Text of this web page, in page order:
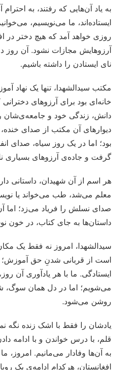
به یاد آن‌هایی که رفتند، به
ایستاده‌اند، ما می‌نویسیم،
روزی خواهد آمد که هیچ دختر در
آرزوهایش مجازات نشود. آن روز
نای ایستادن را داشته باشیم.
مکتب سیدالشهدا، تنها یک نهاد
خانه‌ای بود برای آرزوهای
دانش، زندگی خود و جامعه‌ی‌شان
دیوارهای آن مکتب از صدای خنده،
بود؛ اما در یک روز سیاه، صدای
گرفت و جاده‌ی آرزوهای بسیاری
هر اسم از آن شهیدان، داستانی
معلم می‌شد، طب می‌خواند یا
صدای نسلش را فریاد می‌زد؛ اما
داستان‌ها به جای کتاب، در خون
سیدالشهدا، امروز نه فقط یک
است از قربانی شدنِ حق آموزش؛
ایستادگی. ما با هر یادآوری آن
می‌شویم؛ اما در دل همان سوگ،
روشن می‌شود.
یادشان را فقط با اشک زنده نگه
قلم، با درس خواندن و با ادامه
به آن‌ها وفادار می‌مانیم. امروز،
افغانستان، هرکدام ادامه‌ی یک